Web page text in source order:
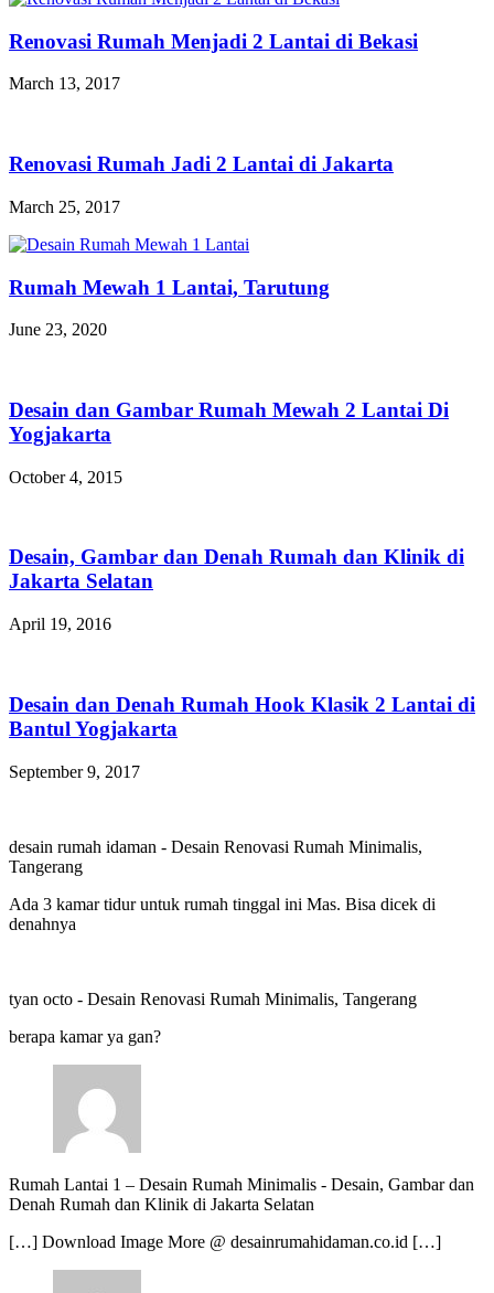
Renovasi Rumah Menjadi 2 Lantai di Bekasi
March 13, 2017
Renovasi Rumah Jadi 2 Lantai di Jakarta
March 25, 2017
Rumah Mewah 1 Lantai, Tarutung
June 23, 2020
Desain dan Gambar Rumah Mewah 2 Lantai Di
Yogjakarta
October 4, 2015
Desain, Gambar dan Denah Rumah dan Klinik di
Jakarta Selatan
April 19, 2016
Desain dan Denah Rumah Hook Klasik 2 Lantai di
Bantul Yogjakarta
September 9, 2017
desain rumah idaman - Desain Renovasi Rumah Minimalis,
Tangerang
Ada 3 kamar tidur untuk rumah tinggal ini Mas. Bisa dicek di
denahnya
tyan octo - Desain Renovasi Rumah Minimalis, Tangerang
berapa kamar ya gan?
Rumah Lantai 1 – Desain Rumah Minimalis - Desain, Gambar dan
Denah Rumah dan Klinik di Jakarta Selatan
[…] Download Image More @ desainrumahidaman.co.id […]